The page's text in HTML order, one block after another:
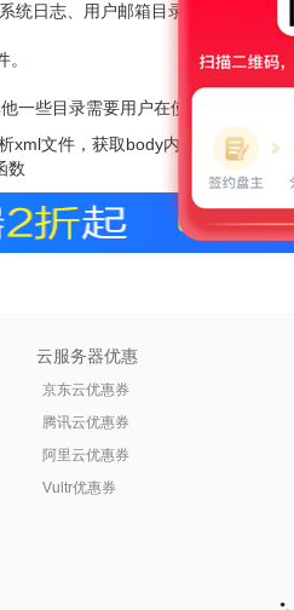
统日志、用户邮箱目录等。
一些目录需要用户在使用过程中逐
xml文件，获取body内容解决思路
数
云服务器优惠
京东云优惠券
腾讯云优惠券
阿里云优惠券
Vultr优惠券